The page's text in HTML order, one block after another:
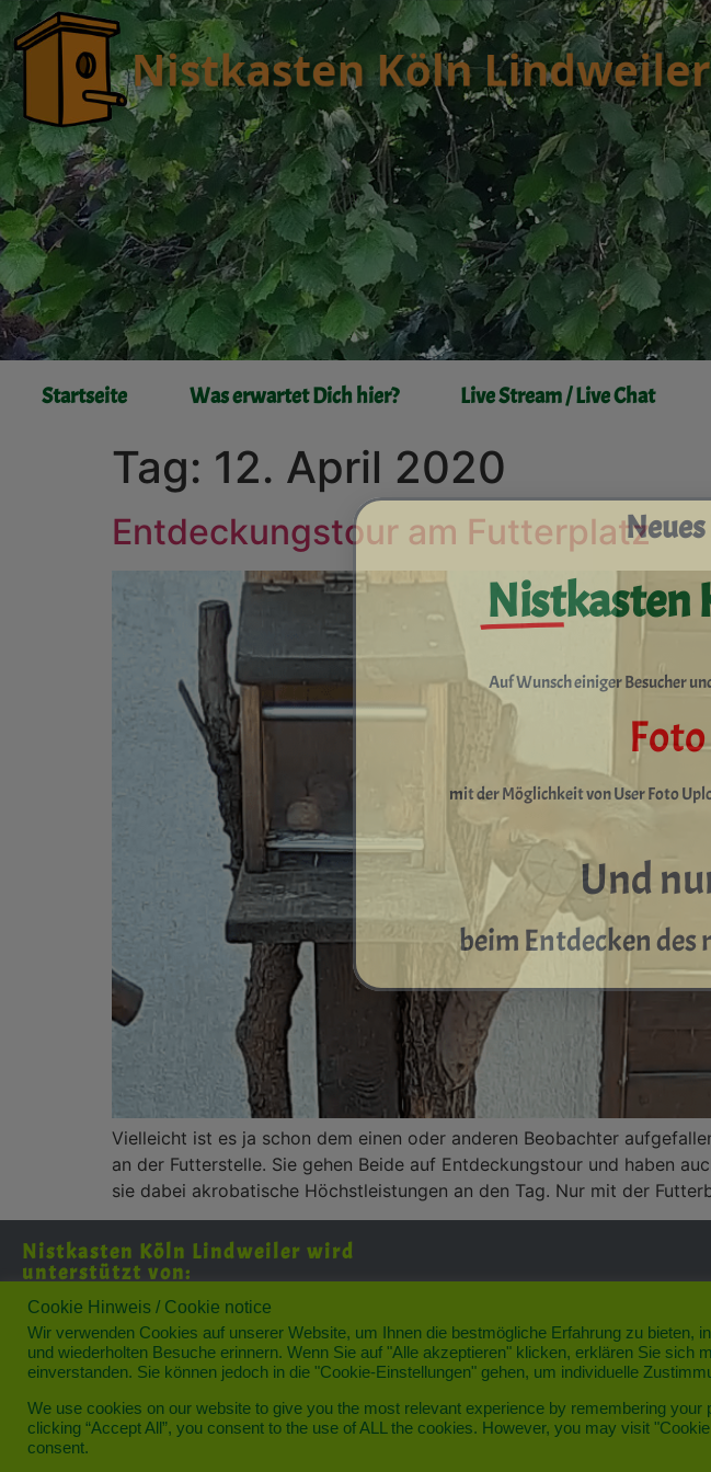
Startseite Was erwartet Dich hier? Live Stream / Live Chat
Tag: 12. April 2020
Entdeckungstour am Futterplatz
Vielleicht ist es ja schon dem einen oder anderen Beobachter
an der Futterstelle. Sie gehen Beide auf Entdeckungstour und haben
sie dabei akrobatische Höchstleistungen an den Tag. Nur mit der
Nistkasten Köln Lindweiler wird
unterstützt von:
Cookie Hinweis / Cookie notice
Wir verwenden Cookies auf unserer Website, um Ihnen die bestmögliche Erfahrung zu bieten,
und wiederholten Besuche erinnern. Wenn Sie auf "Alle akzeptieren" klicken, erklären Sie sich
einverstanden. Sie können jedoch in die "Cookie-Einstellungen" gehen, um individuelle
We use cookies on our website to give you the most relevant experience by remembering your
clicking “Accept All”, you consent to the use of ALL the cookies. However, you may visit
consent.
Nistkasten
Auf Wunsch einiger Besucher
mit der Möglichkeit von User Foto
Und
beim Entdecken des